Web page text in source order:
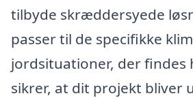
tilbyde skræddersyede
passer til de specifikke
jordsituationer, der findes
sikrer, at dit projekt bliver